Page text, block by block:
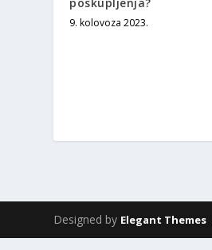
poskupljenja?
9. kolovoza 2023.
Designed by Elegant Themes